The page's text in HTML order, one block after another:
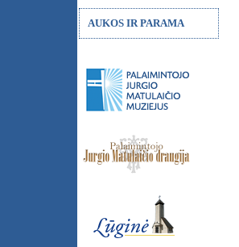
AUKOS IR PARAMA